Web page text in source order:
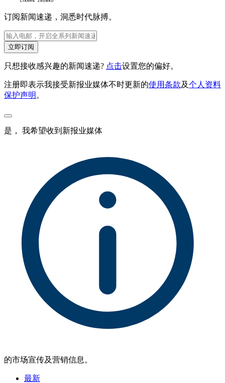
订阅新闻速递，洞悉时代脉搏。
立即订阅
只想接收感兴趣的新闻速递? 点击设置您的偏好。
注册即表示我接受新报业媒体不时更新的使用条款及个人资料
保护声明 。
是， 我希望收到新报业媒体
的市场宣传及营销信息。
最新